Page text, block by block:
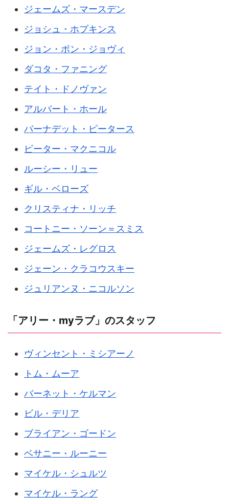
ジェームズ・マースデン
ジョシュ・ホプキンス
ジョン・ボン・ジョヴィ
ダコタ・ファニング
テイト・ドノヴァン
アルバート・ホール
バーナデット・ピータース
ピーター・マクニコル
ルーシー・リュー
ギル・ベローズ
クリスティナ・リッチ
コートニー・ソーン＝スミス
ジェームズ・レグロス
ジェーン・クラコウスキー
ジュリアンヌ・ニコルソン
「アリー・myラブ」のスタッフ
ヴィンセント・ミシアーノ
トム・ムーア
バーネット・ケルマン
ビル・デリア
ブライアン・ゴードン
ベサニー・ルーニー
マイケル・シュルツ
マイケル・ラング